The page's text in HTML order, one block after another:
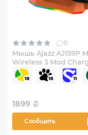
0
Мышь Ajazz AJ159P
Wireless 3 Mod
Dock (AJ159P-MC-
Orange)
1899 ₴
Сообщить